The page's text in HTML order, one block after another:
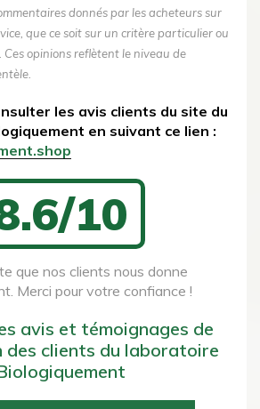
donnés par les acheteurs sur
que ce soit sur un critère particulier ou
Ces opinions reflètent le niveau de
les avis clients du site du
en suivant ce lien :
10
que nos clients nous donne
Merci pour votre confiance !
avis et témoignages de
clients du laboratoire